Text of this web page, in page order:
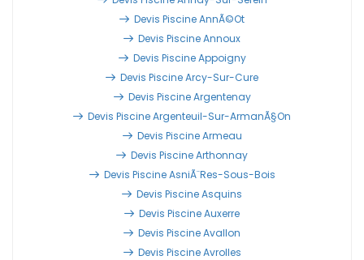
Devis Piscine AnnÃ©ot
Devis Piscine Annoux
Devis Piscine Appoigny
Devis Piscine Arcy-Sur-Cure
Devis Piscine Argentenay
Devis Piscine Argenteuil-Sur-ArmanÃ§on
Devis Piscine Armeau
Devis Piscine Arthonnay
Devis Piscine AsniÃ¨res-Sous-Bois
Devis Piscine Asquins
Devis Piscine Auxerre
Devis Piscine Avallon
Devis Piscine Avrolles